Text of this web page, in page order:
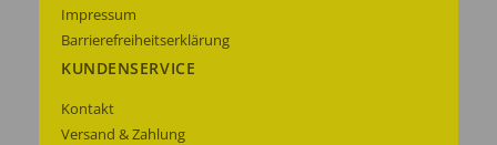
Impressum
Barrierefreiheitserklärung
KUNDENSERVICE
Kontakt
Versand & Zahlung